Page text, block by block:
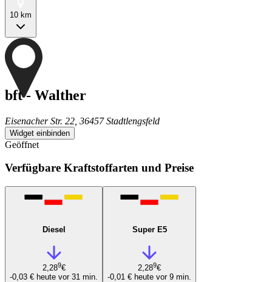
10 km
bft - Walther
Eisenacher Str. 22, 36457 Stadtlengsfeld
Widget einbinden
Geöffnet
Verfügbare Kraftstoffarten und Preise
Diesel
2,289€
-0,03 € heute vor 31 min.
Super E5
2,289€
-0,01 € heute vor 9 min.